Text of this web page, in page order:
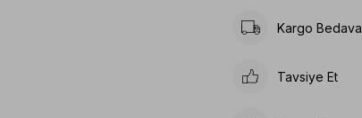
Kargo Bedava
Tavsiye Et